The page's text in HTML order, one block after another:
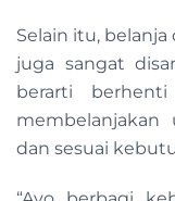
Selain itu,
juga sangat
berarti
membelanjakan
dan sesuai